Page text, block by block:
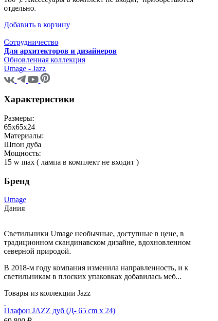
отдельно.
Добавить в корзину
Сотрудничество
Для архитекторов и дизайнеров
Обновленная коллекция
Umage - Jazz
Характеристики
Размеры:
65x65x24
Материалы:
Шпон дуба
Мощность:
15 w max ( лампа в комплект не входит )
Бренд
Umage
Дания
Светильники Umage необычные, доступные в цене, в
традиционном скандинавском дизайне, вдохновленном
северной природой.
В 2018-м году компания изменила направленность, и к
светильникам в плоских упаковках добавилась меб...
Товары из коллекции Jazz
Плафон JAZZ дуб (Д- 65 cm x 24)